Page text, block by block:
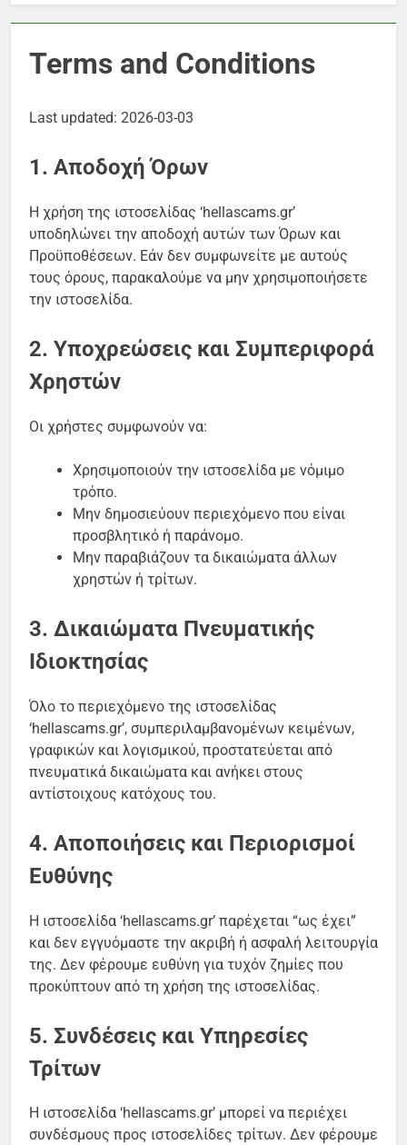
Terms and Conditions
Last updated: 2026-03-03
1. Αποδοχή Όρων
Η χρήση της ιστοσελίδας ‘hellascams.gr’
υποδηλώνει την αποδοχή αυτών των Όρων και
Προϋποθέσεων. Εάν δεν συμφωνείτε με αυτούς
τους όρους, παρακαλούμε να μην χρησιμοποιήσετε
την ιστοσελίδα.
2. Υποχρεώσεις και Συμπεριφορά
Χρηστών
Οι χρήστες συμφωνούν να:
Χρησιμοποιούν την ιστοσελίδα με νόμιμο
τρόπο.
Μην δημοσιεύουν περιεχόμενο που είναι
προσβλητικό ή παράνομο.
Μην παραβιάζουν τα δικαιώματα άλλων
χρηστών ή τρίτων.
3. Δικαιώματα Πνευματικής
Ιδιοκτησίας
Όλο το περιεχόμενο της ιστοσελίδας
‘hellascams.gr’, συμπεριλαμβανομένων κειμένων,
γραφικών και λογισμικού, προστατεύεται από
πνευματικά δικαιώματα και ανήκει στους
αντίστοιχους κατόχους του.
4. Αποποιήσεις και Περιορισμοί
Ευθύνης
Η ιστοσελίδα ‘hellascams.gr’ παρέχεται “ως έχει”
και δεν εγγυόμαστε την ακριβή ή ασφαλή λειτουργία
της. Δεν φέρουμε ευθύνη για τυχόν ζημίες που
προκύπτουν από τη χρήση της ιστοσελίδας.
5. Συνδέσεις και Υπηρεσίες
Τρίτων
Η ιστοσελίδα ‘hellascams.gr’ μπορεί να περιέχει
συνδέσμους προς ιστοσελίδες τρίτων. Δεν φέρουμε